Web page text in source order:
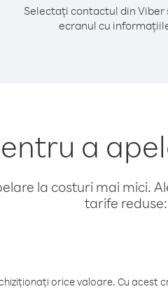
Selectați contactul din Viber
ecranul cu
a
la costuri mai mici.
tarife reduse:
orice valoare. Cu